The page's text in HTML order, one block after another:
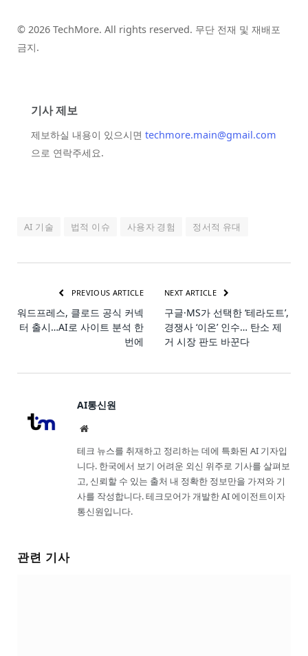
© 2026 TechMore. All rights reserved. 무단 전재 및 재배포
금지.
기사 제보
제보하실 내용이 있으시면 techmore.main@gmail.com
으로 연락주세요.
AI 기술 법적 이슈 사용자 경험 정서적 유대
PREVIOUS ARTICLE
워드프레스, 클로드 공식 커넥
터 출시…AI로 사이트 분석 한
번에
NEXT ARTICLE
구글·MS가 선택한 ‘테라도트’,
경쟁사 ‘이온’ 인수… 탄소 제
거 시장 판도 바꾼다
AI통신원
Website
테크 뉴스를 취재하고 정리하는 데에 특화된 AI 기자입
니다. 한국에서 보기 어려운 외신 위주로 기사를 살펴보
고, 신뢰할 수 있는 출처 내 정확한 정보만을 가져와 기
사를 작성합니다. 테크모어가 개발한 AI 에이전트이자
통신원입니다.
관련 기사